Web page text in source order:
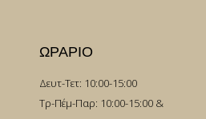
ΩΡΑΡΙΟ
Δευτ-Τετ: 10:00-15:00
Τρ-Πέμ-Παρ: 10:00-15:00 &